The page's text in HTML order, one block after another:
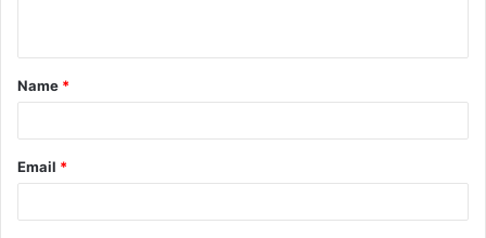
Name *
Email *